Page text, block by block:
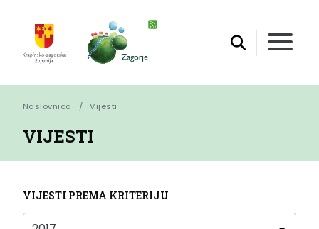
Naslovnica Vijesti
VIJESTI
VIJESTI PREMA KRITERIJU